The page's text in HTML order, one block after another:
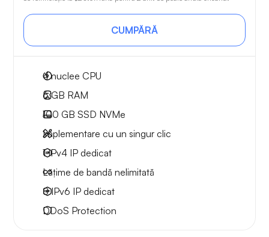
CUMPĂRĂ
4nuclee CPU
6 GB RAM
100 GB SSD NVMe
Implementare cu un singur clic
1 IPv4 IP dedicat
Lățime de bandă nelimitată
8 IPv6 IP dedicat
DDoS Protection